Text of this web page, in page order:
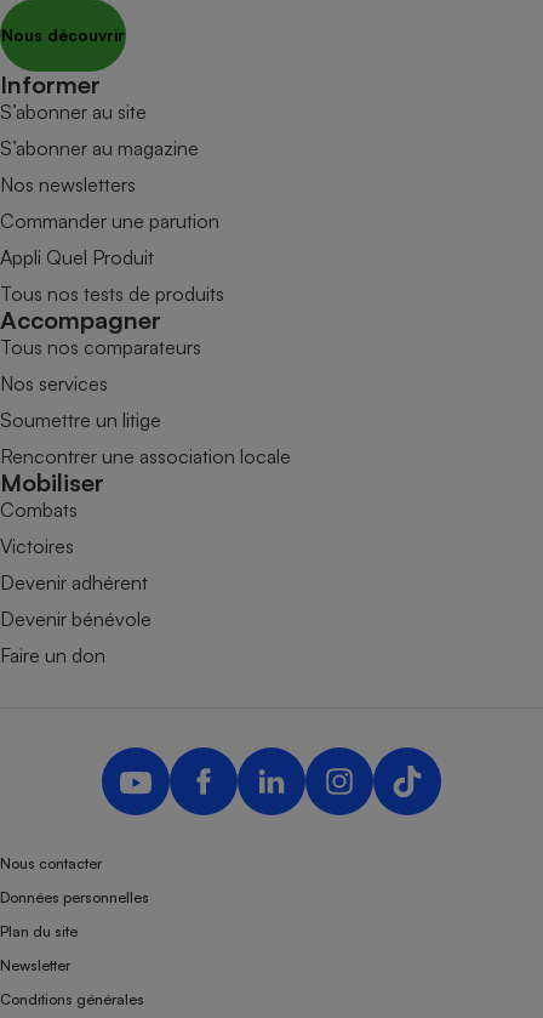
Nous découvrir
Informer
S’abonner au site
S’abonner au magazine
Nos newsletters
Commander une parution
Appli Quel Produit
Tous nos tests de produits
Accompagner
Tous nos comparateurs
Nos services
Soumettre un litige
Rencontrer une association locale
Mobiliser
Combats
Victoires
Devenir adhérent
Devenir bénévole
Faire un don
Nous contacter
Données personnelles
Plan du site
Newsletter
Conditions générales